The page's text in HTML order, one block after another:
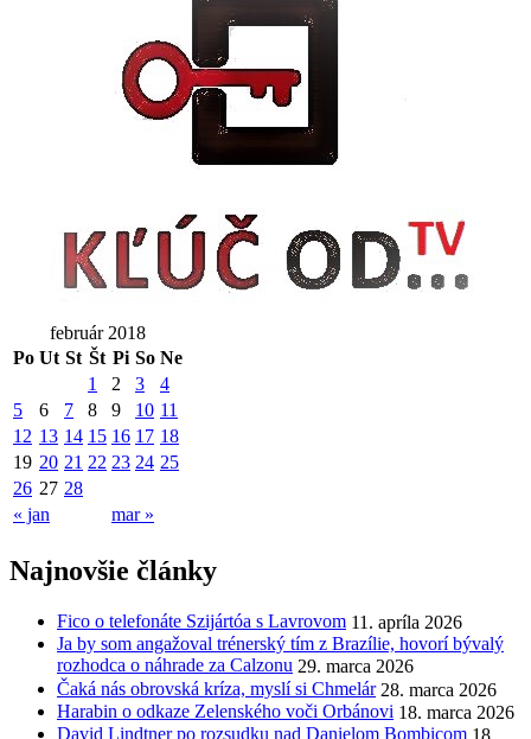
február 2018
Po Ut St Št Pi So Ne
« jan mar »
1 2 3
4
5
6 7 8 9 10 11
12 13 14 15 16 17 18
19 20 21 22 23 24 25
26 27 28
Najnovšie články
Fico o telefonáte Szijártóa s Lavrovom 11. apríla 2026
Ja by som angažoval trénerský tím z Brazílie, hovorí bývalý
rozhodca o náhrade za Calzonu 29. marca 2026
Čaká nás obrovská kríza, myslí si Chmelár 28. marca 2026
Harabin o odkaze Zelenského voči Orbánovi 18. marca 2026
David Lindtner po rozsudku nad Danielom Bombicom